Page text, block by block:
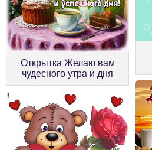
Открытка Желаю вам
чудесного утра и дня